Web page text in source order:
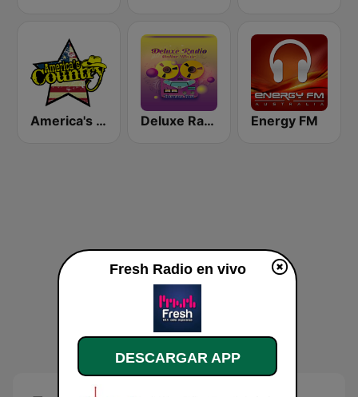
America's Country Deluxe Radio - 3 Flamenco Flow Energy FM
Fresh Radio en vivo
DESCARGAR APP